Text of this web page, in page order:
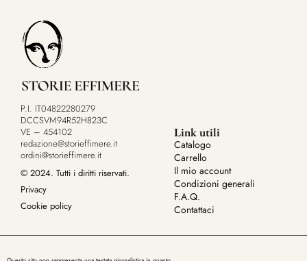
P.I. IT04822280279
DCCSVM94R52H823C
VE – 454102
redazione@storieffimere.it
ordini@storieffimere.it
© 2024. Tutti i diritti riservati.
Privacy
Cookie policy
Link utili
Catalogo
Carrello
Il mio account
Condizioni generali
F.A.Q.
Contattaci